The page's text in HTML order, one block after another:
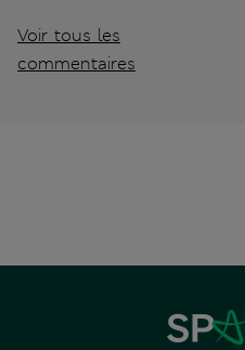
Voir tous les
commentaires